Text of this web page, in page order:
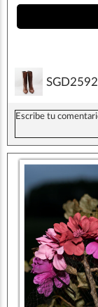
SGD2592